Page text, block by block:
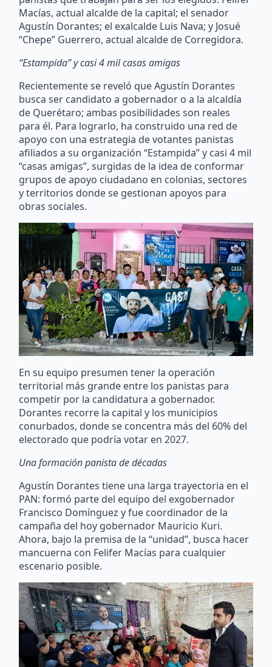
Macías, actual alcalde de la capital; el senador
Agustín Dorantes; el exalcalde Luis Nava; y Josué
“Chepe” Guerrero, actual alcalde de Corregidora.
“Estampida” y casi 4 mil casas amigas
Recientemente se reveló que Agustín Dorantes
busca ser candidato a gobernador o a la alcaldía
de Querétaro; ambas posibilidades son reales
para él. Para lograrlo, ha construido una red de
apoyo con una estrategia de votantes panistas
afiliados a su organización “Estampida” y casi 4 mil
“casas amigas”, surgidas de la idea de conformar
grupos de apoyo ciudadano en colonias, sectores
y territorios donde se gestionan apoyos para
obras sociales.
En su equipo presumen tener la operación
territorial más grande entre los panistas para
competir por la candidatura a gobernador.
Dorantes recorre la capital y los municipios
conurbados, donde se concentra más del 60% del
electorado que podría votar en 2027.
Una formación panista de décadas
Agustín Dorantes tiene una larga trayectoria en el
PAN: formó parte del equipo del exgobernador
Francisco Domínguez y fue coordinador de la
campaña del hoy gobernador Mauricio Kuri.
Ahora, bajo la premisa de la “unidad”, busca hacer
mancuerna con Felifer Macías para cualquier
escenario posible.